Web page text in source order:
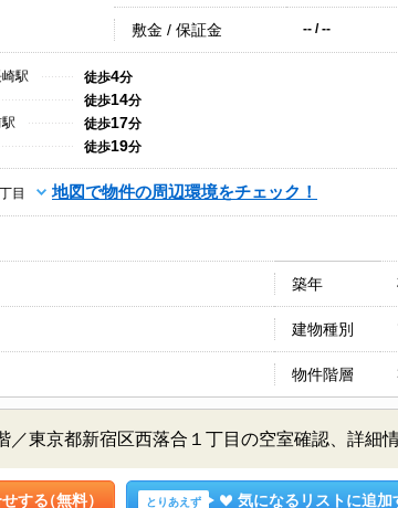
敷金 / 保証金 -- / --
駅 徒歩4分
徒歩14分
徒歩17分
徒歩19分
目 地図で物件の周辺環境をチェック！
築年
建物種別
物件階層
東京都新宿区西落合１丁目の空室確認、詳細
する（無料） とりあえず 気になるリストに追加